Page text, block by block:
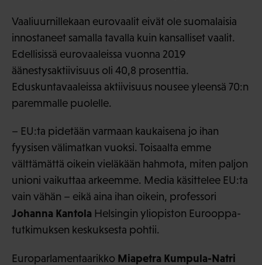
Vaaliuurnillekaan eurovaalit eivät ole suomalaisia
innostaneet samalla tavalla kuin kansalliset vaalit.
Edellisissä eurovaaleissa vuonna 2019
äänestysaktiivisuus oli 40,8 prosenttia.
Eduskuntavaaleissa aktiivisuus nousee yleensä 70:n
paremmalle puolelle.
– EU:ta pidetään varmaan kaukaisena jo ihan
fyysisen välimatkan vuoksi. Toisaalta emme
välttämättä oikein vieläkään hahmota, miten paljon
unioni vaikuttaa arkeemme. Media käsittelee EU:ta
vain vähän – eikä aina ihan oikein, professori
Johanna Kantola Helsingin yliopiston Eurooppa-
tutkimuksen keskuksesta pohtii.
Europarlamentaarikko Miapetra Kumpula-Natri